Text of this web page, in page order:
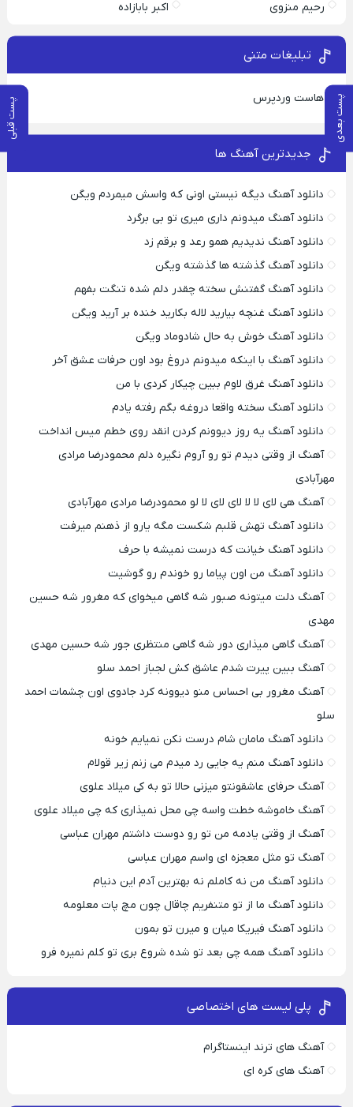
پست بعدی پست قبلی
رحیم منزوی اکبر بابازاده
تبلیغات متنی
هاست وردپرس
جدیدترین آهنگ ها
دانلود آهنگ دیگه نیستی اونی که واسش میمردم ویگن
دانلود آهنگ میدونم داری میری تو بی برگرد
دانلود آهنگ ندیدیم همو رعد و برقم زد
دانلود آهنگ گذشته ها گذشته ویگن
دانلود آهنگ گفتنش سخته چقدر دلم شده تنگت بفهم
دانلود آهنگ غنچه بیارید لاله بکارید خنده بر آرید ویگن
دانلود آهنگ خوش به حال شادوماد ویگن
دانلود آهنگ با اینکه میدونم دروغ بود اون حرفات عشق آخر
دانلود آهنگ غرق لاوم ببین چیکار کردی با من
دانلود آهنگ سخته واقعا دروغه بگم رفته یادم
دانلود آهنگ یه روز دیوونم کردن انقد روی خطم میس انداخت
آهنگ از وقتی دیدم تو رو آروم نگیره دلم محمودرضا مرادی
مهرآبادی
آهنگ هی لای لا لا لای لای لا لو محمودرضا مرادی مهرآبادی
دانلود آهنگ تهش قلبم شکست مگه یارو از ذهنم میرفت
دانلود آهنگ خیانت که درست نمیشه با حرف
دانلود آهنگ من اون پیاما رو خوندم رو گوشیت
آهنگ دلت میتونه صبور شه گاهی میخوای که مغرور شه حسین
مهدی
آهنگ گاهی میذاری دور شه گاهی منتظری جور شه حسین مهدی
آهنگ ببین پیرت شدم عاشق کش لجباز احمد سلو
آهنگ مغرور بی احساس منو دیوونه کرد جادوی اون چشمات احمد
سلو
دانلود آهنگ مامان شام درست نکن نمیایم خونه
دانلود آهنگ منم یه جایی رد میدم می زنم زیر قولام
آهنگ حرفای عاشقونتو میزنی حالا تو به کی میلاد علوی
آهنگ خاموشه خطت واسه چی محل نمیذاری که چی میلاد علوی
آهنگ از وقتی یادمه من تو رو دوست داشتم مهران عباسی
آهنگ تو مثل معجزه ای واسم مهران عباسی
دانلود آهنگ من نه کاملم نه بهترین آدم این دنیام
دانلود آهنگ ما از تو متنفریم چاقال چون مچ پات معلومه
دانلود آهنگ فیریکا میان و میرن تو بمون
دانلود آهنگ همه چی بعد تو شده شروع بری تو کلم نمیره فرو
پلی لیست های اختصاصی
آهنگ های ترند اینستاگرام
آهنگ های کره ای